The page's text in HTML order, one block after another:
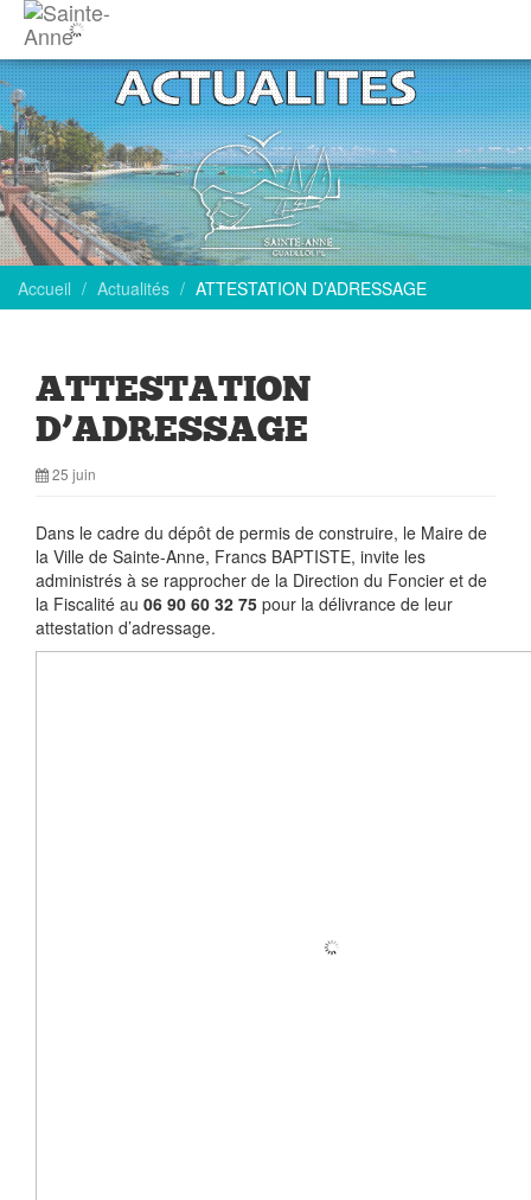
Accueil Actualités ATTESTATION D’ADRESSAGE
ATTESTATION
D’ADRESSAGE
25 juin
Dans le cadre du dépôt de permis de construire, le Maire de
la Ville de Sainte-Anne, Francs BAPTISTE, invite les
administrés à se rapprocher de la Direction du Foncier et de
la Fiscalité au 06 90 60 32 75 pour la délivrance de leur
attestation d’adressage.